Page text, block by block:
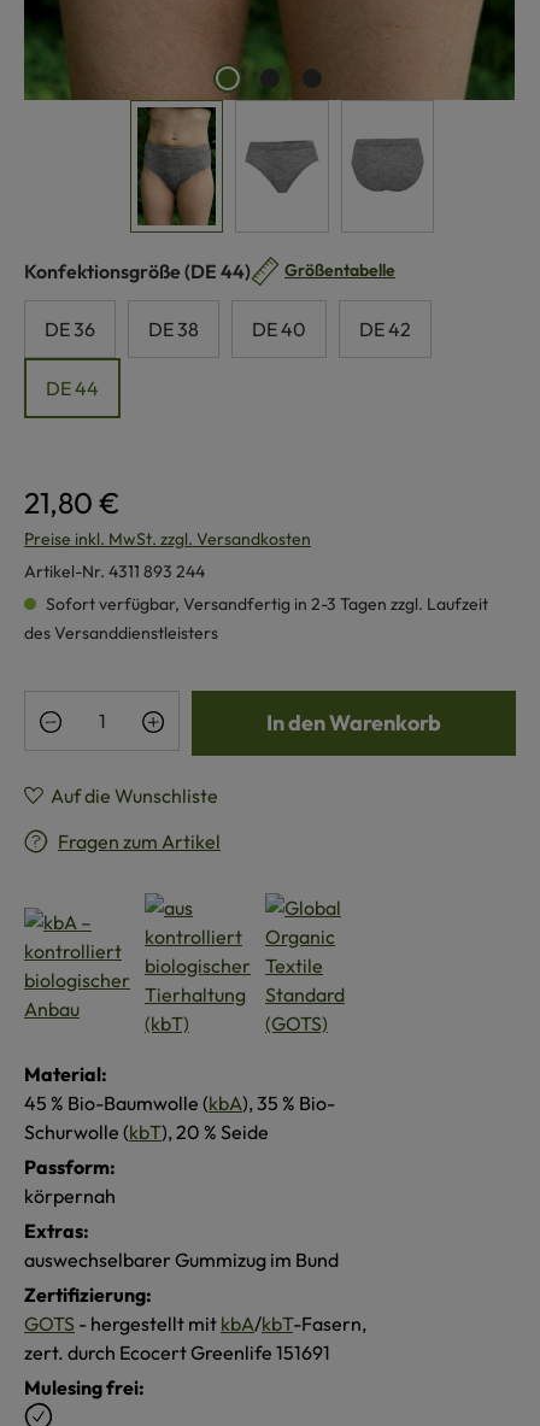
Konfektionsgröße auswählen
(DE 44) Größentabelle
DE 36 DE 38 DE 40 DE 42
DE 44
21,80 €
Preise inkl. MwSt. zzgl. Versandkosten
Artikel-Nr. 4311 893 244
Sofort verfügbar, Versandfertig in 2-3 Tagen zzgl. Laufzeit
des Versanddienstleisters
Produkt Anzahl: Gib den gewünschten
In den Warenkorb
Auf die Wunschliste
Fragen zum Artikel
Material:
45 % Bio-Baumwolle (kbA), 35 % Bio-
Schurwolle (kbT), 20 % Seide
Passform:
körpernah
Extras:
auswechselbarer Gummizug im Bund
Zertifizierung:
GOTS - hergestellt mit kbA/kbT-Fasern,
zert. durch Ecocert Greenlife 151691
Mulesing frei: